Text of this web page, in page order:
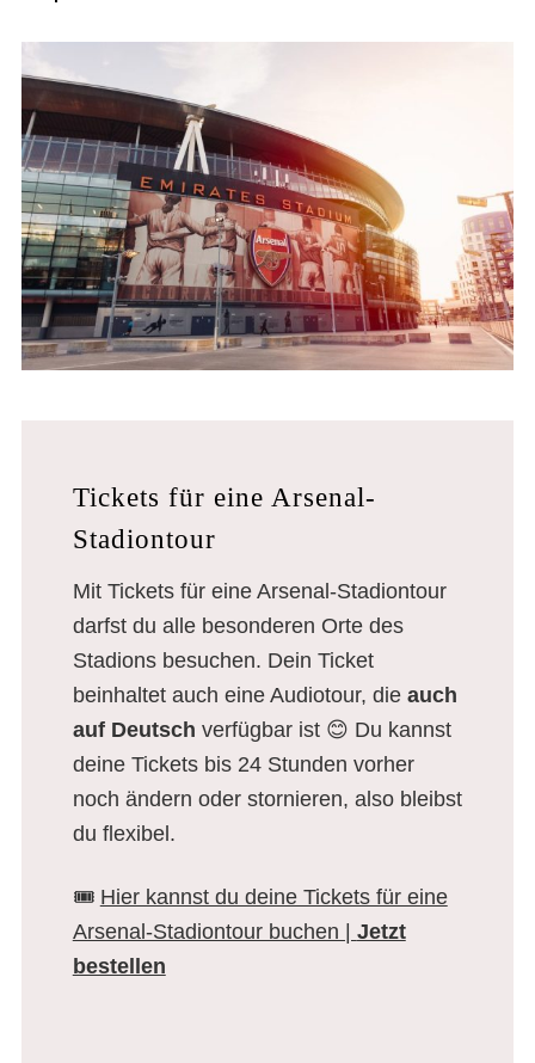
Tickets für eine Arsenal-
Stadiontour
Mit Tickets für eine Arsenal-Stadiontour
darfst du alle besonderen Orte des
Stadions besuchen. Dein Ticket
beinhaltet auch eine Audiotour, die auch
auf Deutsch verfügbar ist 😊 Du kannst
deine Tickets bis 24 Stunden vorher
noch ändern oder stornieren, also bleibst
du flexibel.
🎟️ Hier kannst du deine Tickets für eine
Arsenal-Stadiontour buchen | Jetzt
bestellen